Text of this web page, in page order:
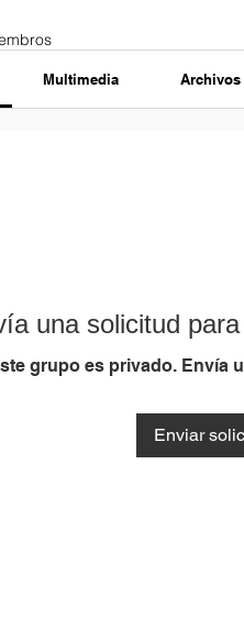
Multimedia Archivos
una solicitud
grupo es privado. Envía
Enviar